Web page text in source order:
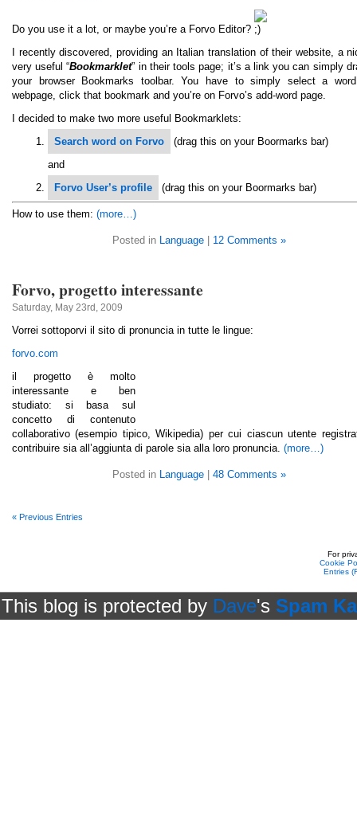
Do you use it a lot, or maybe you’re a Forvo Editor?
I recently discovered, providing an Italian translation of their website, a
very useful “Bookmarklet” in their tools page; it’s a link you can simply
your browser Bookmarks toolbar. You have to simply select a
webpage, click that bookmark and you’re on Forvo’s add-word page.
I decided to make two more useful Bookmarklets:
Search word on Forvo
(drag this on your Boormarks bar)
and
Forvo User’s profile
(drag this on your Boormarks bar)
How to use them: (more…)
Posted in Language 12 Comments »
Forvo, progetto interessante
Saturday, May 23rd, 2009
Vorrei sottoporvi il sito di pronuncia in tutte le lingue:
forvo.com
il progetto è molto
interessante e ben
studiato: si basa sul
concetto di contenuto
collaborativo (esempio tipico, Wikipedia) per cui ciascun utente
contribuire sia all’aggiunta di parole sia alla loro pronuncia. (more…)
Posted in Language 48 Comments »
« Previous Entries
For
Cookie
Entries
This blog is protected by Dave's Spam